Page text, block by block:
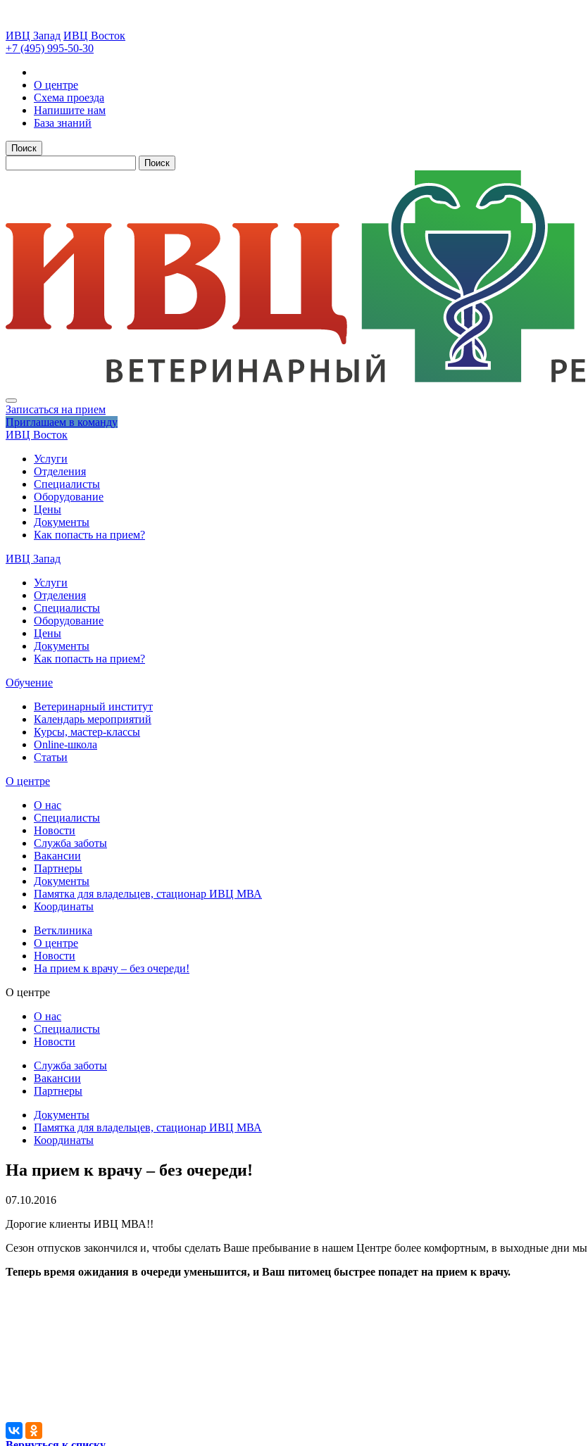
ИВЦ Запад ИВЦ Восток
+7 (495) 995-50-30
О центре
Схема проезда
Напишите нам
База знаний
Поиск
Поиск
Записаться на прием
Приглашаем в команду
ИВЦ Восток
Услуги
Отделения
Специалисты
Оборудование
Цены
Документы
Как попасть на прием?
ИВЦ Запад
Услуги
Отделения
Специалисты
Оборудование
Цены
Документы
Как попасть на прием?
Обучение
Ветеринарный институт
Календарь мероприятий
Курсы, мастер-классы
Online-школа
Статьи
О центре
О нас
Специалисты
Новости
Служба заботы
Вакансии
Партнеры
Документы
Памятка для владельцев, стационар ИВЦ МВА
Координаты
Ветклиника
О центре
Новости
На прием к врачу – без очереди!
О центре
О нас
Специалисты
Новости
Служба заботы
Вакансии
Партнеры
Документы
Памятка для владельцев, стационар ИВЦ МВА
Координаты
На прием к врачу – без очереди!
07.10.2016
Дорогие клиенты ИВЦ МВА!!
Сезон отпусков закончился и, чтобы сделать Ваше пребывание в нашем Центре более комфортным, в выходные дни мы
Теперь время ожидания в очереди уменьшится, и Ваш питомец быстрее попадет на прием к врачу.